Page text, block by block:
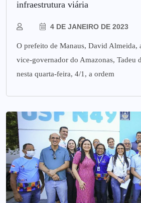
infraestrutura viária
4 DE JANEIRO DE 2023
O prefeito de Manaus, David Almeida,
vice-governador do Amazonas, Tadeu
nesta quarta-feira, 4/1, a ordem